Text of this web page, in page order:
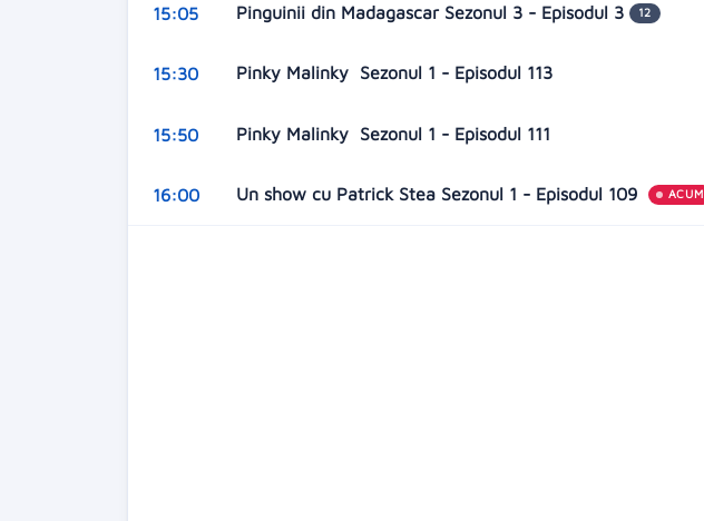
15:05 Pinguinii din Madagascar Sezonul 3 - Episodul 3 12
15:30 Pinky Malinky Sezonul 1 - Episodul 113
15:50 Pinky Malinky Sezonul 1 - Episodul 111
16:00 Un show cu Patrick Stea Sezonul 1 - Episodul 109 ACUM